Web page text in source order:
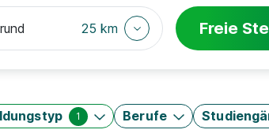
25 km Freie
1 Berufe